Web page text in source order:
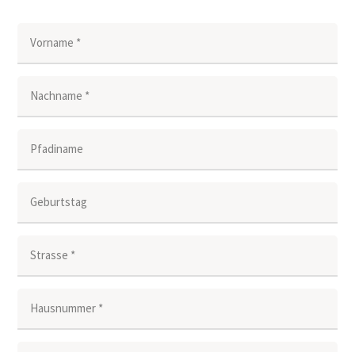
Vorname *
Nachname *
Pfadiname
Geburtstag
Strasse *
Hausnummer *